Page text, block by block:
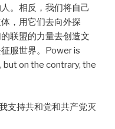
。相反，我们将自己
，用它们去向外探
联盟的力量去创造文
服世界。Power is
on the contrary, the
支持共和党和共产党灭